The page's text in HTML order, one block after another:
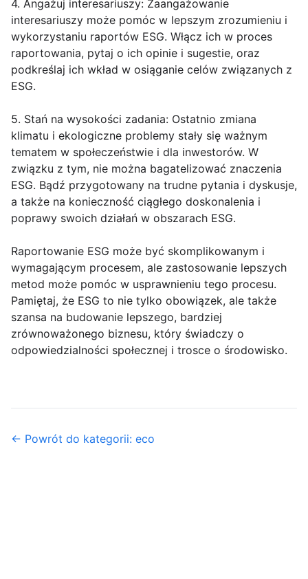
4. Angażuj interesariuszy: Zaangażowanie
interesariuszy może pomóc w lepszym zrozumieniu i
wykorzystaniu raportów ESG. Włącz ich w proces
raportowania, pytaj o ich opinie i sugestie, oraz
podkreślaj ich wkład w osiąganie celów związanych z
ESG.
5. Stań na wysokości zadania: Ostatnio zmiana
klimatu i ekologiczne problemy stały się ważnym
tematem w społeczeństwie i dla inwestorów. W
związku z tym, nie można bagatelizować znaczenia
ESG. Bądź przygotowany na trudne pytania i dyskusje,
a także na konieczność ciągłego doskonalenia i
poprawy swoich działań w obszarach ESG.
Raportowanie ESG może być skomplikowanym i
wymagającym procesem, ale zastosowanie lepszych
metod może pomóc w usprawnieniu tego procesu.
Pamiętaj, że ESG to nie tylko obowiązek, ale także
szansa na budowanie lepszego, bardziej
zrównoważonego biznesu, który świadczy o
odpowiedzialności społecznej i trosce o środowisko.
← Powrót do kategorii: eco